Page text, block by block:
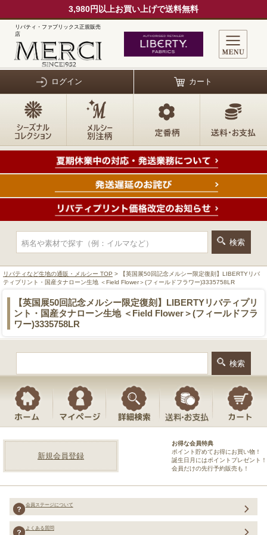
3,980円以上お買い上げで送料無料
リバティ・ファブリックス正規販売
店
ログイン カート
リバティなど生地の通販・メルシー TOP > 【英国展50回記念メルシー限定復刻】LIBERTYリバ
ティプリント・国産タナローン生地 ＜Field Flower＞(フィールドフラワー)3335758LR
【英国展50回記念メルシー限定復刻】LIBERTYリバティプリ
ント・国産タナローン生地 ＜Field Flower＞(フィールドフラ
ワー)3335758LR
新規会員登録
お得な会員特典
ポイント貯めてお得にお買い物！
誕生日月にはポイントプレゼント！
会員だけの先行予約販売も！
会員ステージについて
よくある質問